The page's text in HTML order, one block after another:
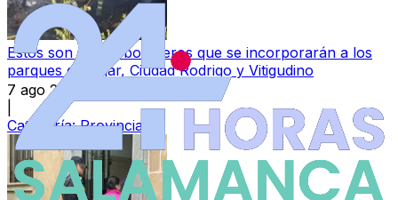
Estos son los 34 bomberos que se incorporarán a los
parques de Béjar, Ciudad Rodrigo y Vitigudino
7 ago 2026
Categoría:Provincia